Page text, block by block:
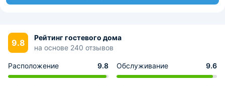
9.8
Рейтинг гостевого дома
на основе 240 отзывов
Расположение 9.8 Обслуживание 9.6